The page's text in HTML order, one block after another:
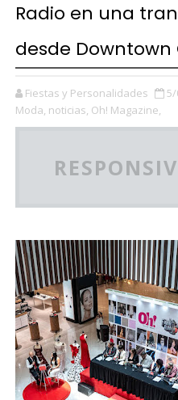
Radio en una
desde Downtown
Fiestas y Personalidades
Moda, noticias, Oh! Magazine,